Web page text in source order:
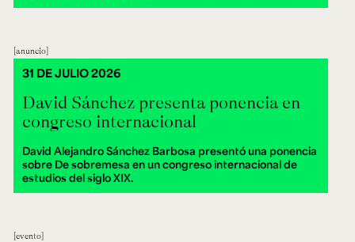
anuncio
David Sánchez presenta ponencia en
congreso internacional
David Alejandro Sánchez Barbosa presentó una ponencia
sobre De sobremesa en un congreso internacional de
estudios del siglo XIX.
31 DE JULIO 2026
evento